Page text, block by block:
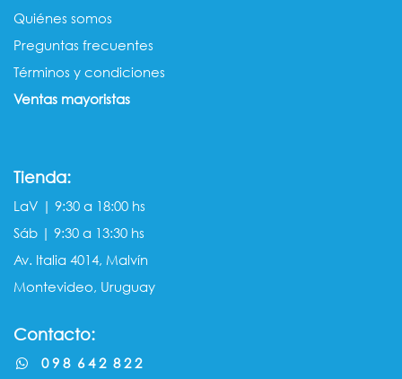
Quiénes somos​​
Preguntas frecuentes
Términos y condiciones
Ventas mayorista​s
Tienda:
LaV | 9:30 a 18:00 hs
Sáb | 9:30 a 13:30 hs
Av. Italia 4014, Malvín
Montevideo, Uruguay
Contacto:
0 9 8 6 4 2 8 2 2